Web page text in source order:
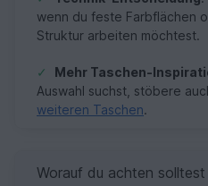
wenn du feste Farbflächen
Struktur arbeiten möchtest.
✓ Mehr Taschen-
Auswahl suchst, stöbere
weiteren Taschen.
Worauf du achten solltest